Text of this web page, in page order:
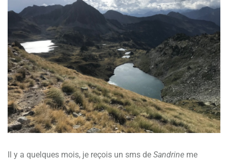
Il y a quelques mois, je reçois un sms de Sandrine me